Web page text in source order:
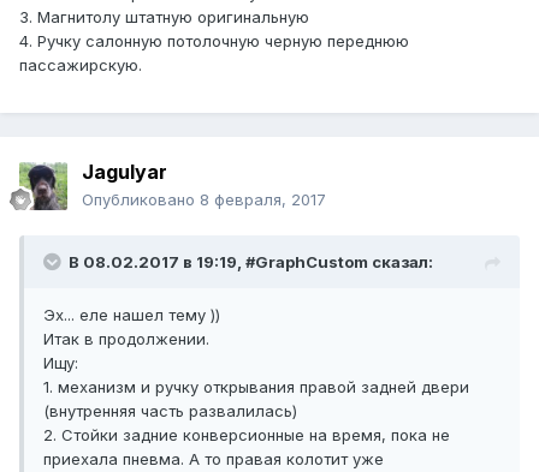
3. Магнитолу штатную оригинальную
4. Ручку салонную потолочную черную переднюю
пассажирскую.
Jagulyar
Опубликовано 8 февраля, 2017
В 08.02.2017 в 19:19, #GraphCustom сказал:
Эх... еле нашел тему ))
Итак в продолжении.
Ищу:
1. механизм и ручку открывания правой задней двери
(внутренняя часть развалилась)
2. Стойки задние конверсионные на время, пока не
приехала пневма. А то правая колотит уже